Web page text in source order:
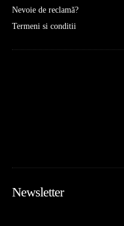
Nevoie de reclamă?
Termeni si conditii
Newsletter